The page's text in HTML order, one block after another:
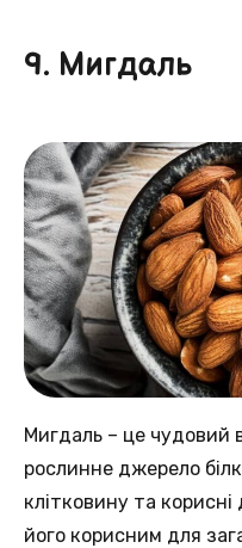
9. Мигдаль
Мигдаль – це чудовий
рослинне джерело
клітковину та
його корисним для